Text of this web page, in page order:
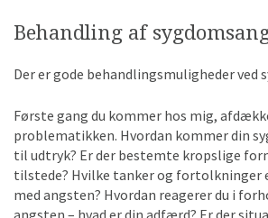
Behandling af
Der er gode behandlingsmuligheder ved
Første gang du kommer hos mig,
problematikken. Hvordan kommer din
til udtryk? Er der bestemte kropslige
tilstede? Hvilke tanker og fortolkninger
med angsten? Hvordan reagerer du i